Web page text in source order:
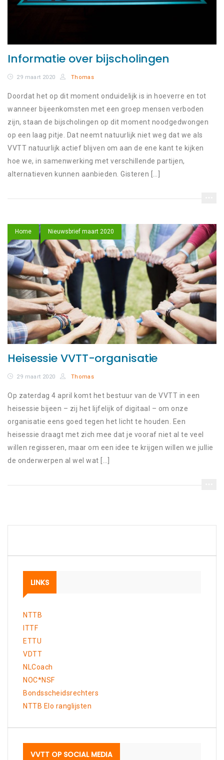
Informatie over bijscholingen
29 maart 2020 Thomas
Doordat het op dit moment onduidelijk is in hoeverre en tot
wanneer bijeenkomsten met een groep mensen verboden
zijn, staan de bijscholingen op dit moment noodgedwongen
op een laag pitje. Dat neemt natuurlijk niet weg dat we als
VVTT natuurlijk actief blijven om aan de ene kant te kijken
hoe we, in samenwerking met verschillende partijen,
alternatieven kunnen aanbieden. Gisteren […]
Home Nieuwsbrief maart 2020
Heisessie VVTT-organisatie
29 maart 2020 Thomas
Op zaterdag 4 april komt het bestuur van de VVTT in een
heisessie bijeen – zij het lijfelijk of digitaal – om onze
organisatie eens goed tegen het licht te houden. Een
heisessie draagt met zich mee dat je vooraf niet al te veel
willen regisseren, maar om een idee te krijgen willen we jullie
de onderwerpen al wel wat […]
LINKS
NTTB
ITTF
ETTU
VDTT
NLCoach
NOC*NSF
Bondsscheidsrechters
NTTB Elo ranglijsten
VVTT OP SOCIAL MEDIA